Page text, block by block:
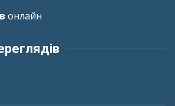
онлайн